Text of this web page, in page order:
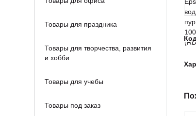
Товары для праздника
Товары для творчества, развития
и хобби
Товары для учебы
Товары под заказ